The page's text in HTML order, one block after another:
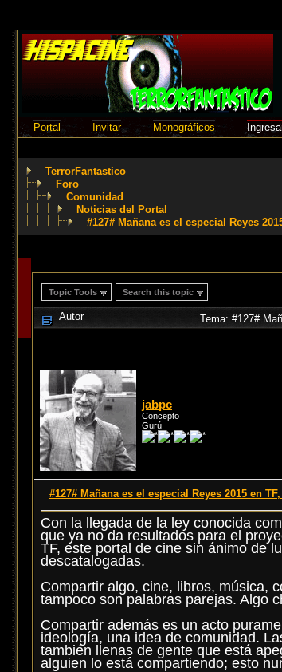
Portal Invitar Monográficos
TerrorFantastico
Foro
Comunidad
Noticias del Portal
#127# Mañana es el especial Reyes
Topic Tools Search this topic
Autor Tema: #127#
jabpc
Concepto
Gurú
#127# Mañana es el especial Reyes 2015 en
Con la llegada de la ley conocida
que ya no da resultados para el
TF, este portal de cine sin ánimo de
descatalogadas.
Compartir algo, cine, libros, música,
tampoco son palabras parejas. Algo
Compartir además es un acto
ideología, una idea de comunidad.
también llenas de gente que está
alguien lo está compartiendo; esto